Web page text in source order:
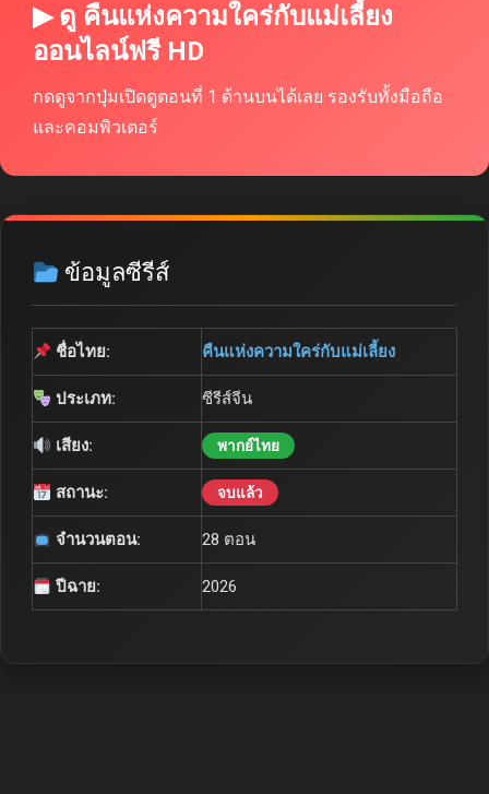
▶ ดู คืนแห่งความใคร่กับแม่เลี้ยง
ออนไลน์ฟรี HD
กดดูจากปุ่มเปิดดูตอนที่ 1 ด้านบนได้เลย รองรับทั้งมือถือ
และคอมพิวเตอร์
ข้อมูลซีรีส์
ชื่อไทย: คืนแห่งความใคร่กับแม่เลี้ยง
ประเภท: ซีรีส์จีน
เสียง: พากย์ไทย
สถานะ: จบแล้ว
จำนวนตอน: 28 ตอน
ปีฉาย: 2026